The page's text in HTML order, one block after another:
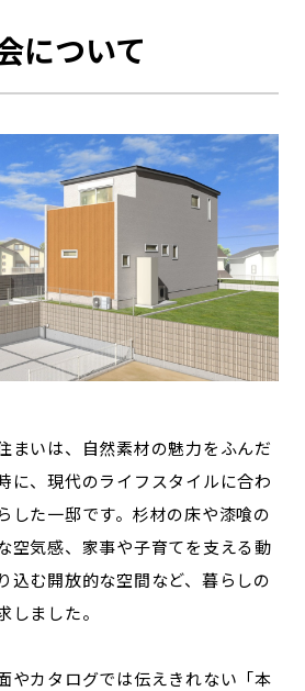
について
まいは、自然素材の魅力をふんだ
に、現代のライフスタイルに合わ
した一邸です。杉材の床や漆喰の
空気感、家事や子育てを支える動
込む開放的な空間など、暮らしの
しました。
やカタログでは伝えきれない「本